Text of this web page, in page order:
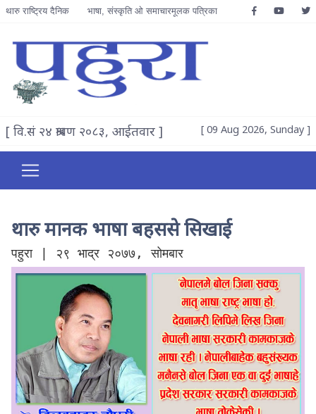
थारु राष्ट्रिय दैनिक भाषा, संस्कृति ओ समाचारमूलक पत्रिका
[ वि.सं २४ श्रावण २०८३, आईतवार ] [ 09 Aug 2026, Sunday ]
थारु मानक भाषा बहससे सिखाई
पहुरा | २९ भाद्र २०७७, सोमबार